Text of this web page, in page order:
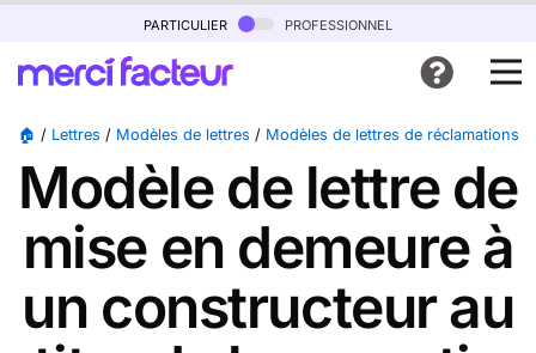
particulier professionnel
🏠 / Lettres / Modèles de lettres / Modèles de lettres de réclamations
Modèle de lettre de
mise en demeure à
un constructeur au